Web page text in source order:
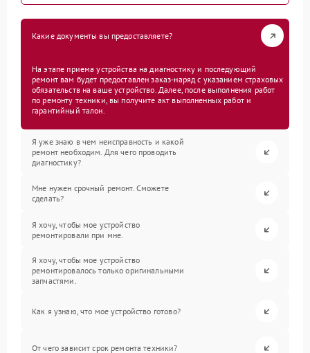
Какие документы вы предоставляете?
На этапе приема устройства на диагностику и последующий
ремонт вам будет предоставлен заказ-наряд с указанием страховых
обязательств на ваше устройство. Далее, после выполнения работ
по ремонту техники, вы получите акт выполненных работ и
гарантийный талон.
Я уже знаю в чем неисправность и какой
ремонт необходим. Для чего проводить
диагностику?
Мне нужен срочный ремонт. Сможете
сделать?
Я хочу, чтобы мое устройство
ремонтировали при мне.
Я хочу, чтобы мое устройство
ремонтировалось только оригинальными
запчастями.
Как я узнаю, что мое устройство готово?
От чего зависит срок ремонта техники?